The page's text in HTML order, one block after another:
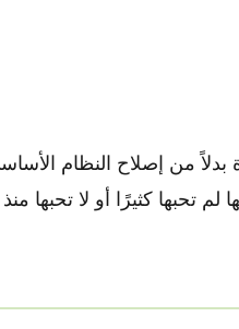
بدلاً من إصلاح النظام
تحبها كثيرًا أو لا تحبها